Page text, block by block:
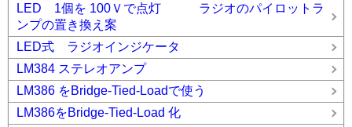
LED 1個を 100Ｖで点灯 ラジオのパイロットラ
ンプの置き換え案
LED式 ラジオインジケータ
LM384 ステレオアンプ
LM386 をBridge-Tied-Loadで使う
LM386をBridge-Tied-Load 化